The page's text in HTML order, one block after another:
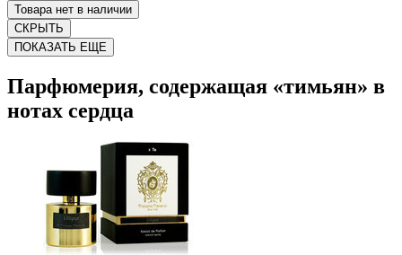
Товара нет в наличии
СКРЫТЬ
ПОКАЗАТЬ ЕЩЕ
Парфюмерия, содержащая «тимьян» в
нотах сердца